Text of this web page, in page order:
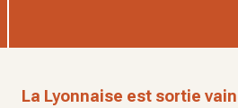
La Lyonnaise est sortie